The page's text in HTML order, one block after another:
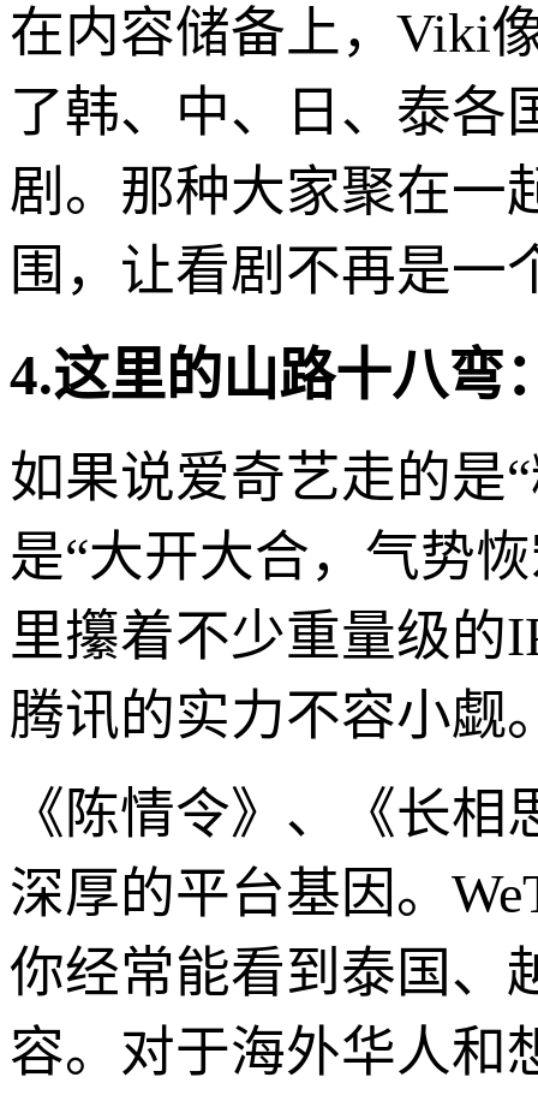
在内容储备上，Viki
了韩、中、日、泰各
剧。那种大家聚在一
围，让看剧不再是一
4.这里的山路十八弯
如果说爱奇艺走的是
是“大开大合，气势
里攥着不少重量级的
腾讯的实力不容小觑
《陈情令》、《长
深厚的平台基因。
你经常能看到泰国、
容。对于海外华人和